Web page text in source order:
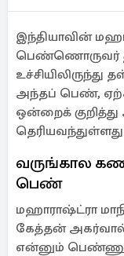
இந்தியாவின்
பெண்ணொருவர்
அந்தப் பெண்,
ஒன்றைக்
வருங்கால
பெண்
மஹாராஷ்ட்ரா
கேத்தன் அகர்வால்
என்னும்